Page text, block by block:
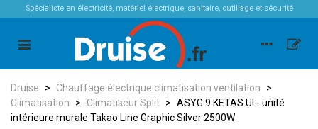
Spécialiste en électricité, matériel électrique, sanitaire, outillage et sécurité
Druise > Chauffage électrique climatisation ventilation
>
Climatisation
> Climatiseur Split > ASYG 9 KETAS.UI - unité
intérieure murale Takao Line Graphic Silver 2500W